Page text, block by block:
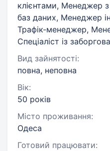
клієнтами, Менеджер
баз даних, Менеджер
Трафік-менеджер,
Спеціаліст із
Вид зайнятості:
повна, неповна
Вік:
50 років
Місто проживання:
Одеса
Готовий працювати: